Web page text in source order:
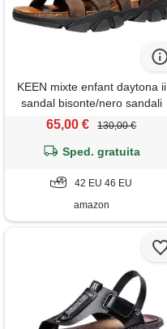
KEEN mixte enfant daytona ii
sandal bisonte/nero sandali
42
65,00 € 130,00 €
Sped. gratuita
42 EU 46 EU
amazon